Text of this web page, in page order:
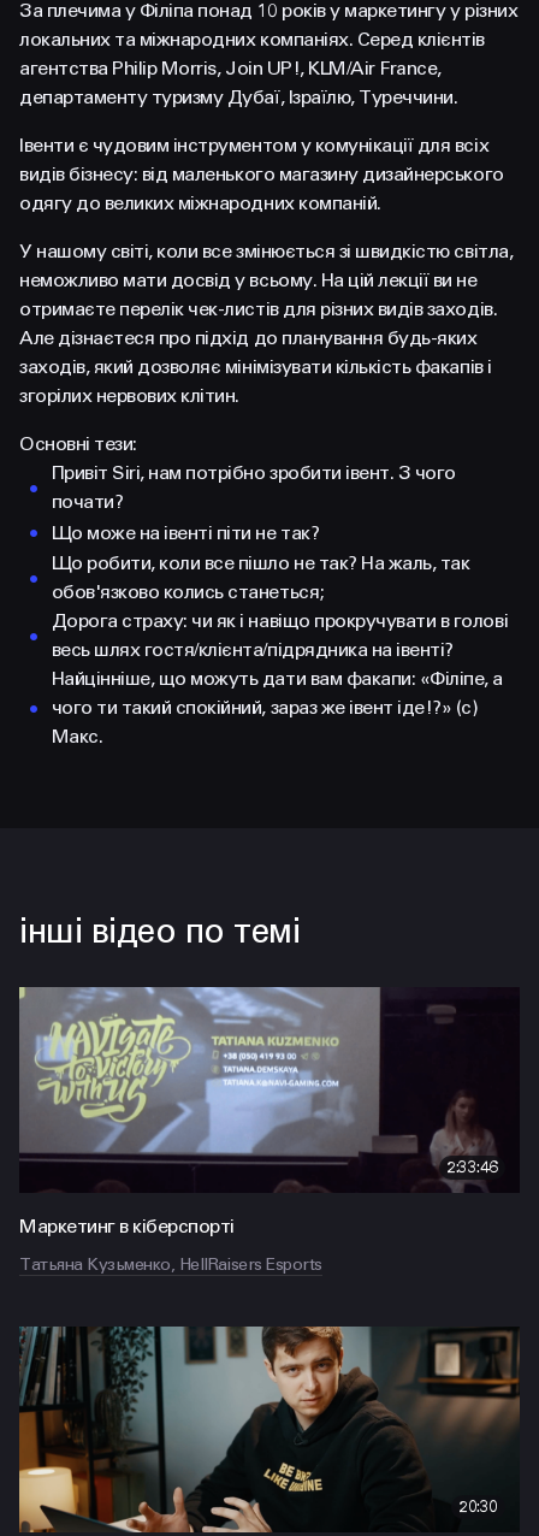
За плечима у Філіпа понад 10 років у маркетингу у різних
локальних та міжнародних компаніях. Серед клієнтів
агентства Philip Morris, Join UP!, KLM/Air France,
департаменту туризму Дубаї, Ізраїлю, Туреччини.
Івенти є чудовим інструментом у комунікації для всіх
видів бізнесу: від маленького магазину дизайнерського
одягу до великих міжнародних компаній.
У нашому світі, коли все змінюється зі швидкістю світла,
неможливо мати досвід у всьому. На цій лекції ви не
отримаєте перелік чек-листів для різних видів заходів.
Але дізнаєтеся про підхід до планування будь-яких
заходів, який дозволяє мінімізувати кількість факапів і
згорілих нервових клітин.
Основні тези:
Привіт Siri, нам потрібно зробити івент. З чого
почати?
Що може на івенті піти не так?
Що робити, коли все пішло не так? На жаль, так
обов'язково колись станеться;
Дорога страху: чи як і навіщо прокручувати в голові
весь шлях гостя/клієнта/підрядника на івенті?
Найцінніше, що можуть дати вам факапи: «Філіпе, а
чого ти такий спокійний, зараз же івент іде!?» (с)
Макс.
інші відео по темі
2:33:46
Маркетинг в кіберспорті
Татьяна Кузьменко, HellRaisers Esports
20:30